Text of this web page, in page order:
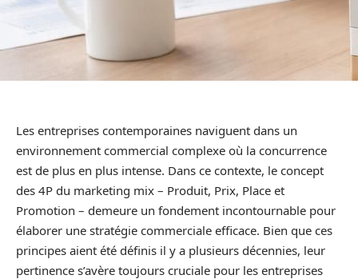
Les entreprises contemporaines naviguent dans un
environnement commercial complexe où la concurrence
est de plus en plus intense. Dans ce contexte, le concept
des 4P du marketing mix – Produit, Prix, Place et
Promotion – demeure un fondement incontournable pour
élaborer une stratégie commerciale efficace. Bien que ces
principes aient été définis il y a plusieurs décennies, leur
pertinence s’avère toujours cruciale pour les entreprises